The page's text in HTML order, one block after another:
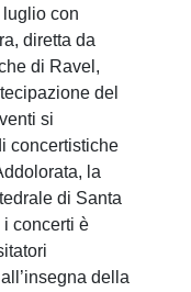
con
diretta da
di Ravel,
del
si
concertistiche
la
di Santa
i concerti è
della